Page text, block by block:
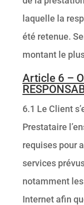
laquelle la
été retenue.
montant le
Article 6 –
6.1 Le Client
Prestataire
requises pour
services
notamment les
Internet afin